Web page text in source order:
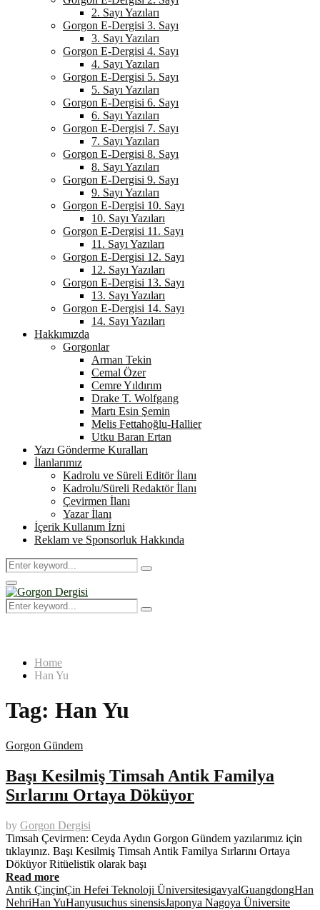
2. Sayı Yazıları
Gorgon E-Dergisi 3. Sayı
3. Sayı Yazıları
Gorgon E-Dergisi 4. Sayı
4. Sayı Yazıları
Gorgon E-Dergisi 5. Sayı
5. Sayı Yazıları
Gorgon E-Dergisi 6. Sayı
6. Sayı Yazıları
Gorgon E-Dergisi 7. Sayı
7. Sayı Yazıları
Gorgon E-Dergisi 8. Sayı
8. Sayı Yazıları
Gorgon E-Dergisi 9. Sayı
9. Sayı Yazıları
Gorgon E-Dergisi 10. Sayı
10. Sayı Yazıları
Gorgon E-Dergisi 11. Sayı
11. Sayı Yazıları
Gorgon E-Dergisi 12. Sayı
12. Sayı Yazıları
Gorgon E-Dergisi 13. Sayı
13. Sayı Yazıları
Gorgon E-Dergisi 14. Sayı
14. Sayı Yazıları
Hakkımızda
Gorgonlar
Arman Tekin
Cemal Özer
Cemre Yıldırım
Drake T. Wolfgang
Martı Esin Şemin
Melis Fettahoğlu-Hallier
Utku Baran Ertan
Yazı Gönderme Kuralları
İlanlarımız
Kadrolu ve Süreli Editör İlanı
Kadrolu/Süreli Redaktör İlanı
Çevirmen İlanı
Yazar İlanı
İçerik Kullanım İzni
Reklam ve Sponsorluk Hakkında
Search
for:
Search
Primary
Menu
Search
for:
Search
Home
Han Yu
Tag: Han Yu
Gorgon Gündem
Başı Kesilmiş Timsah Antik Familya
Sırlarını Ortaya Döküyor
by Gorgon Dergisi
Timsah Çevirmen: Ceyda Aydın Gorgon Gündem yazılarımız için
tıklayınız. Başı Kesilmiş Timsah Antik Familya Sırlarını Ortaya
Döküyor Ritüelistik olarak başı
Read more
Antik ÇinçinÇin Hefei Teknoloji ÜniversitesigavyalGuangdongHan
NehriHan YuHanyusuchus sinensisJaponya Nagoya Üniversite